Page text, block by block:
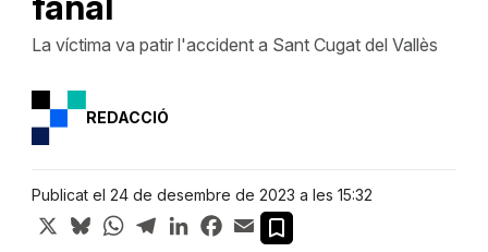
La víctima va patir l'accident a Sant Cugat del Vallès
REDACCIÓ
Publicat el 24 de desembre de 2023 a les 15:32
X BlueskyWhatsApp
TelegramLinkedInFacebook
Email